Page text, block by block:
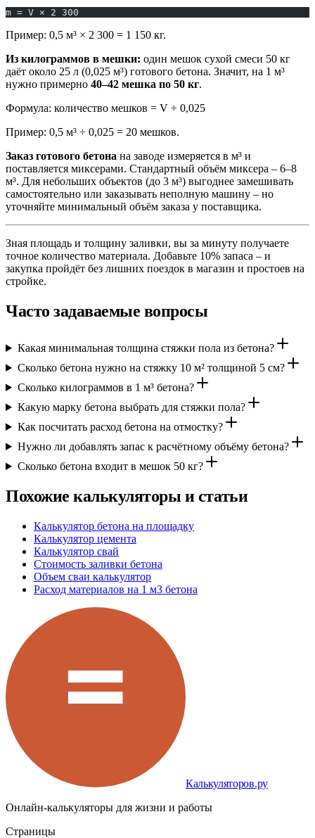
m = V × 2 300
Пример: 0,5 м³ × 2 300 = 1 150 кг.
Из килограммов в мешки: один мешок сухой смеси 50 кг
даёт около 25 л (0,025 м³) готового бетона. Значит, на 1 м³
нужно примерно 40–42 мешка по 50 кг.
Формула: количество мешков = V ÷ 0,025
Пример: 0,5 м³ ÷ 0,025 = 20 мешков.
Заказ готового бетона на заводе измеряется в м³ и
поставляется миксерами. Стандартный объём миксера – 6–8
м³. Для небольших объектов (до 3 м³) выгоднее замешивать
самостоятельно или заказывать неполную машину – но
уточняйте минимальный объём заказа у поставщика.
Зная площадь и толщину заливки, вы за минуту получаете
точное количество материала. Добавьте 10% запаса – и
закупка пройдёт без лишних поездок в магазин и простоев на
стройке.
Часто задаваемые вопросы
Какая минимальная толщина стяжки пола из бетона?
Сколько бетона нужно на стяжку 10 м² толщиной 5 см?
Сколько килограммов в 1 м³ бетона?
Какую марку бетона выбрать для стяжки пола?
Как посчитать расход бетона на отмостку?
Нужно ли добавлять запас к расчётному объёму бетона?
Сколько бетона входит в мешок 50 кг?
Похожие калькуляторы и статьи
Калькулятор бетона на площадку
Калькулятор цемента
Калькулятор свай
Стоимость заливки бетона
Объем сваи калькулятор
Расход материалов на 1 м3 бетона
Калькуляторов.ру
Онлайн-калькуляторы для жизни и работы
Страницы